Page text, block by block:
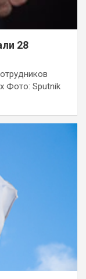
28
Фото: Sputnik